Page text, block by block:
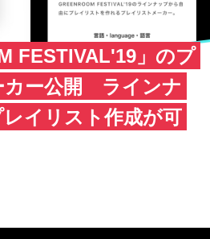
FESTIVAL'19」のプ
カー公開 ラインナ
イリスト作成が可